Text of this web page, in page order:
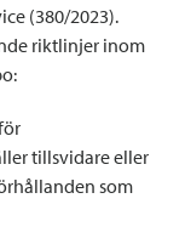
(380/2023).
riktlinjer inom
tillsvidare eller
som